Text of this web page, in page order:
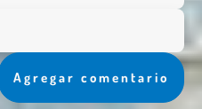
Agregar comentario